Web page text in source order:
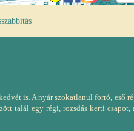
is. A nyár szokatlanul forró, eső
talál egy régi, rozsdás kerti